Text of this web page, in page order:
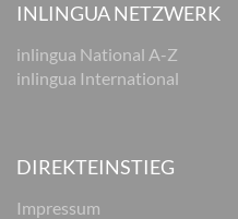
INLINGUA NETZWERK
inlingua National A-Z
inlingua International
DIREKTEINSTIEG
Impressum